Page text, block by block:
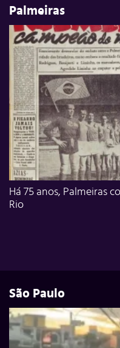
Palmeiras
Há 75 anos, Palmeiras
Rio
São Paulo